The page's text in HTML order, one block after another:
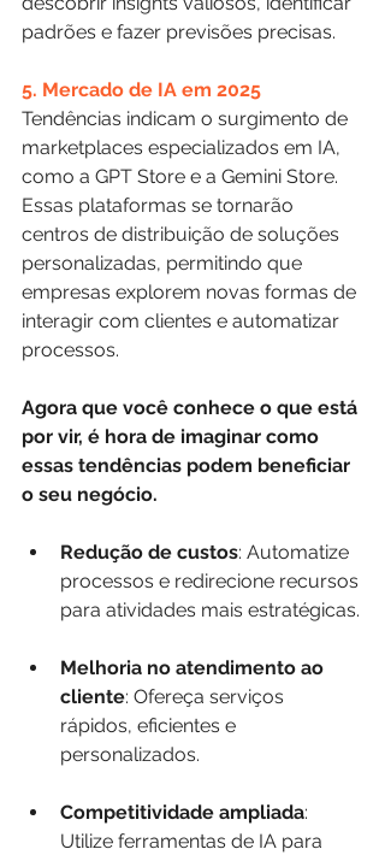
padrões e fazer previsões precisas.
5. Mercado de IA em 2025
Tendências indicam o surgimento de
marketplaces especializados em IA,
como a GPT Store e a Gemini Store.
Essas plataformas se tornarão
centros de distribuição de soluções
personalizadas, permitindo que
empresas explorem novas formas de
interagir com clientes e automatizar
processos.
Agora que você conhece o que está
por vir, é hora de imaginar como
essas tendências podem beneficiar
o seu negócio.
Redução de custos: Automatize
processos e redirecione recursos
para atividades mais estratégicas.
Melhoria no atendimento ao
cliente: Ofereça serviços
rápidos, eficientes e
personalizados.
Competitividade ampliada:
Utilize ferramentas de IA para